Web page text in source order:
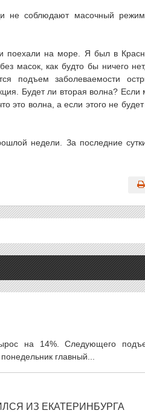
не соблюдают масочный
поехали на море. Я был в
масок, как будто бы ничего
подъем заболеваемости
Будет ли вторая волна? Если
это волна, а если этого не
недели. За последние
на 14%. Следующего
главный...
ИЗ ЕКАТЕРИНБУРГА